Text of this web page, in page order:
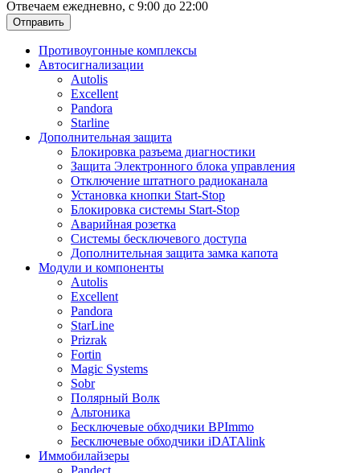
Отвечаем ежедневно, с 9:00 до 22:00
Отправить
Противоугонные комплексы
Автосигнализации
Autolis
Excellent
Pandora
Starline
Дополнительная защита
Блокировка разъема диагностики
Защита Электронного блока управления
Отключение штатного радиоканала
Установка кнопки Start-Stop
Блокировка системы Start-Stop
Аварийная розетка
Системы бесключевого доступа
Дополнительная защита замка капота
Модули и компоненты
Autolis
Excellent
Pandora
StarLine
Prizrak
Fortin
Magic Systems
Sobr
Полярный Волк
Альтоника
Бесключевые обходчики BPImmo
Бесключевые обходчики iDATAlink
Иммобилайзеры
Pandect